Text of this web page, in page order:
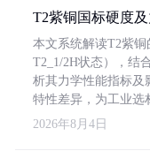
T2紫铜国标硬度
本文系统解读T2紫
T2_1/2H状态），结
析其力学性能指标及
特性差异，为工业选
2026年8月4日